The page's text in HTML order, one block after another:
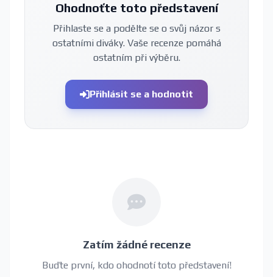
Ohodnoťte toto představení
Přihlaste se a podělte se o svůj názor s
ostatními diváky. Vaše recenze pomáhá
ostatním při výběru.
Přihlásit se a hodnotit
Zatím žádné recenze
Buďte první, kdo ohodnotí toto představení!